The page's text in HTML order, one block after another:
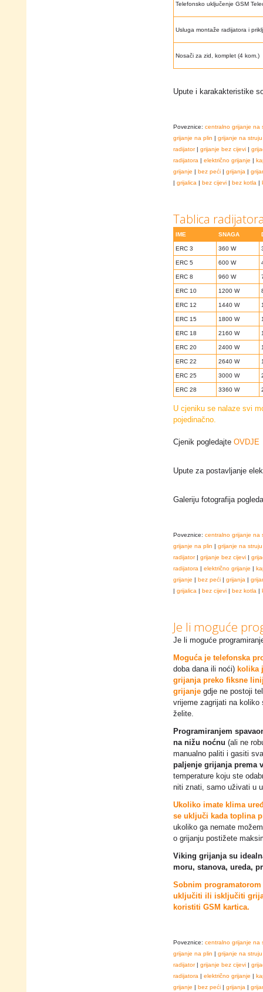
Telefonsko uključenje GSM
Usluga montaže radijatora i
Nosači za zid, komplet (4 kom.)
Upute i karakakteristike
Poveznice: centralno grijanje na
grijanje na plin | grijanje na struju
radijator| grijanje bez cijevi |
radijatora | električno grijanje |
grijanje | bez peći | grijanja |
| grijalica | bez cijevi | bez kotla |
Tablica
IME SNAGA
ERC 3 360 W
ERC 5 600 W
ERC 8 960 W
ERC 10 1200 W
ERC 12 1440 W
ERC 15 1800 W
ERC 18 2160 W
ERC 20 2400 W
ERC 22 2640 W
ERC 25 3000 W
ERC 28 3360 W
U cjeniku se nalaze svi
pojedinačno.
Cjenik pogledajte OVDJE
Upute za postavljanje
Galeriju fotografija
Poveznice: centralno grijanje na
grijanje na plin | grijanje na struju
radijator| grijanje bez cijevi |
radijatora | električno grijanje |
grijanje | bez peći | grijanja |
| grijalica | bez cijevi | bez kotla |
Je li moguće
Je li moguće
Moguća je telefonska
doba dana ili noći) kolika
grijanja preko fiksne
grijanje gdje ne postoji
vrijeme zagrijati na
želite.
Programiranjem
na nižu noćnu (ali ne
manualno paliti i gasiti
paljenje grijanja prema
temperature koju ste
niti znati, samo uživati u
Ukoliko imate klima
se uključi kada toplina
ukoliko ga nemate
o grijanju postižete
Viking grijanja su
moru, stanova, ureda,
Sobnim
uključiti ili isključiti
koristiti GSM kartica.
Poveznice: centralno grijanje na
grijanje na plin | grijanje na struju
radijator| grijanje bez cijevi |
radijatora | električno grijanje |
grijanje | bez peći | grijanja |